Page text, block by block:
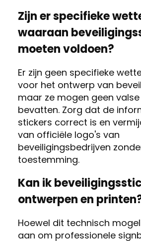
Zijn er specifieke
waaraan
moeten voldoen?
Er zijn geen specifieke
voor het ontwerp van
maar ze mogen geen
bevatten. Zorg dat de
stickers correct is en
van officiële logo's van
beveiligingsbedrijven
toestemming.
Kan ik
ontwerpen en
Hoewel dit technisch
aan om professionele